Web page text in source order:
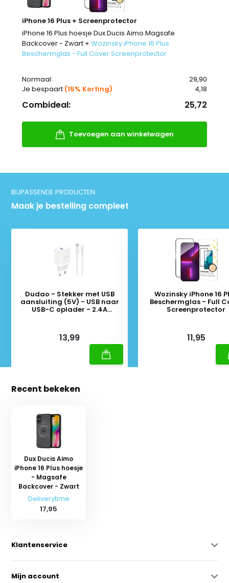
iPhone 16 Plus + Screenprotector
iPhone 16 Plus hoesje Dux Ducis Aimo Magsafe
Backcover - Zwart + Wozinsky iPhone 16 Plus
Beschermglas - Full Cover Screenprotector
Normaal:
29,90
Je bespaart (15% Korting) 4,18
Combideal: 25,72
Toevoegen aan winkelwagen
BIJPASSENDE PRODUCTEN
Maak je bestelling compleet
Dudao - Stekker met USB
aansluiting (5V) - USB naar
USB-C oplader - 2.4A
13,99
Wozinsky iPhone 16
Beschermglas - Full
Screenprotector
11,95
Recent bekeken
Dux Ducis Aimo
iPhone 16 Plus hoesje
- Magsafe
Backcover - Zwart
Deliverytime
17,95
Klantenservice
Mijn account